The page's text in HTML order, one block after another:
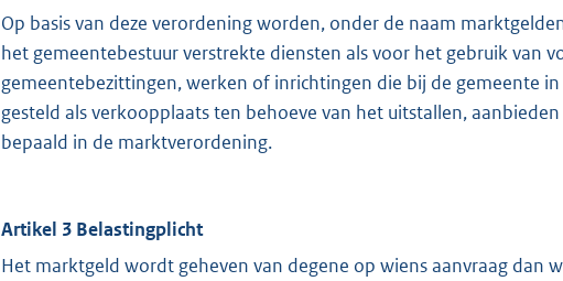
Op basis van deze verordening worden, onder de naam
het gemeentebestuur verstrekte diensten als voor het gebruik van
gemeentebezittingen, werken of inrichtingen die bij de gemeente
gesteld als verkoopplaats ten behoeve van het uitstallen,
bepaald in de marktverordening.
Artikel 3 Belastingplicht
Het marktgeld wordt geheven van degene op wiens aanvraag dan